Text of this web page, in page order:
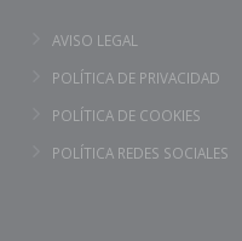
AVISO LEGAL
POLÍTICA DE PRIVACIDAD
POLÍTICA DE COOKIES
POLÍTICA REDES SOCIALES